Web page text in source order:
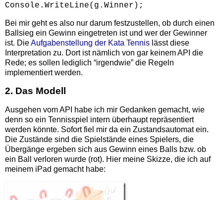
Console.WriteLine(g.Winner);
Bei mir geht es also nur darum festzustellen, ob durch einen
Ballsieg ein Gewinn eingetreten ist und wer der Gewinner
ist. DieAufgabenstellung der Kata Tennis lässt diese
Interpretation zu. Dort ist nämlich von gar keinem API die
Rede; es sollen lediglich “irgendwie” die Regeln
implementiert werden.
2. Das Modell
Ausgehen vom API habe ich mir Gedanken gemacht, wie
denn so ein Tennisspiel intern überhaupt repräsentiert
werden könnte. Sofort fiel mir da ein Zustandsautomat ein.
Die Zustände sind die Spielstände eines Spielers, die
Übergänge ergeben sich aus Gewinn eines Balls bzw. ob
ein Ball verloren wurde (rot). Hier meine Skizze, die ich auf
meinem iPad gemacht habe: